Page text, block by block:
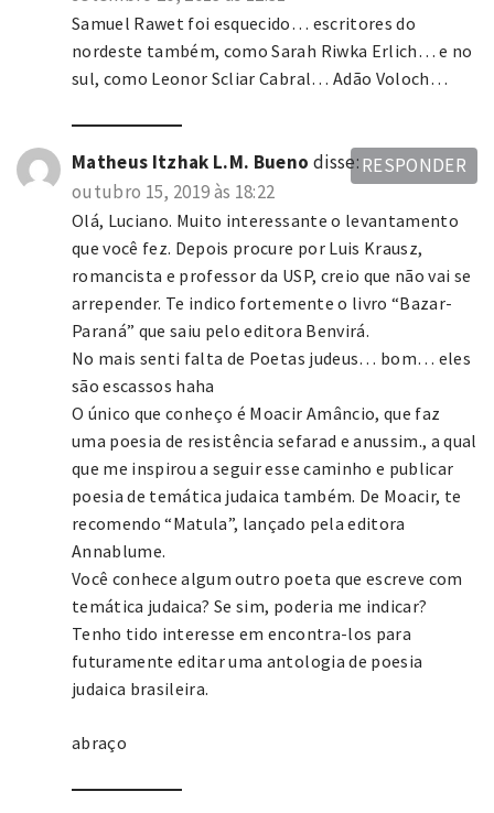
Samuel Rawet foi esquecido… escritores do
nordeste também, como Sarah Riwka Erlich… e no
sul, como Leonor Scliar Cabral… Adão Voloch…
Matheus Itzhak L.M. Bueno disse:
outubro 15, 2019 às 18:22
Olá, Luciano. Muito interessante o levantamento
que você fez. Depois procure por Luis Krausz,
romancista e professor da USP, creio que não vai se
arrepender. Te indico fortemente o livro “Bazar-
Paraná” que saiu pelo editora Benvirá.
No mais senti falta de Poetas judeus… bom… eles
são escassos haha
O único que conheço é Moacir Amâncio, que faz
uma poesia de resistência sefarad e anussim., a qual
que me inspirou a seguir esse caminho e publicar
poesia de temática judaica também. De Moacir, te
recomendo “Matula”, lançado pela editora
Annablume.
Você conhece algum outro poeta que escreve com
temática judaica? Se sim, poderia me indicar?
Tenho tido interesse em encontra-los para
futuramente editar uma antologia de poesia
judaica brasileira.
abraço
RESPONDER